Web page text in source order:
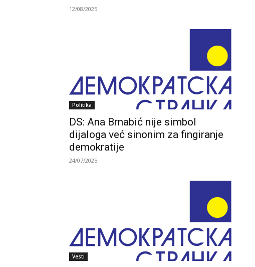
12/08/2025
Politika
DS: Ana Brnabić nije simbol
dijaloga već sinonim za fingiranje
demokratije
24/07/2025
Vesti